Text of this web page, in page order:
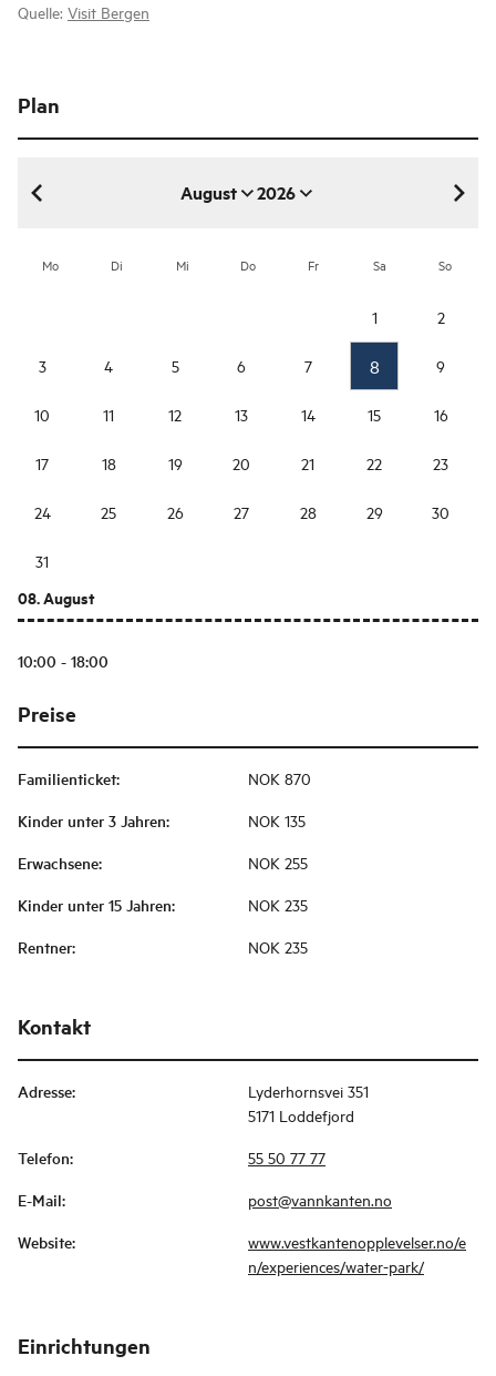
Quelle: Visit Bergen
Plan
August 2026
August 2026
Mo Di Mi Do Fr Sa So
1 2
3 4 5 6 7 8 9
10 11 12 13 14 15 16
17 18 19 20 21 22 23
24 25 26 27 28 29 30
31
08. August
10:00 - 18:00
Preise
Familienticket: NOK 870
Kinder unter 3 Jahren: NOK 135
Erwachsene: NOK 255
Kinder unter 15 Jahren: NOK 235
Rentner: NOK 235
Kontakt
Adresse:
Lyderhornsvei 351
5171 Loddefjord
Telefon: 55 50 77 77
E-Mail: post@vannkanten.no
Website:
www.vestkantenopplevelser.no/e
n/experiences/water-park/
Einrichtungen